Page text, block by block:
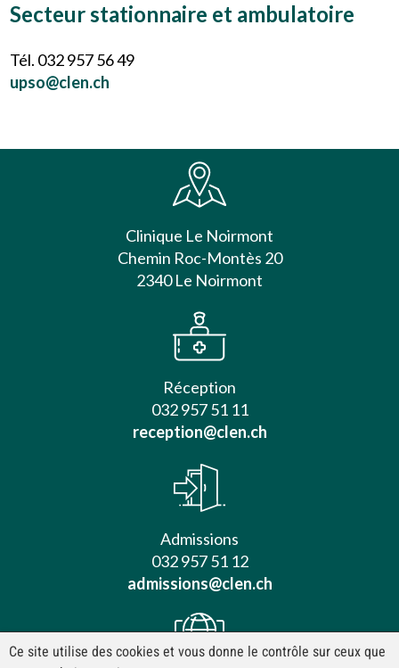
Secteur stationnaire et ambulatoire
Tél. 032 957 56 49
upso@clen.ch
Clinique Le Noirmont
Chemin Roc-Montès 20
2340 Le Noirmont
Réception
032 957 51 11
reception@clen.ch
Admissions
032 957 51 12
admissions@clen.ch
Ce site utilise des cookies et vous donne le contrôle sur ceux que